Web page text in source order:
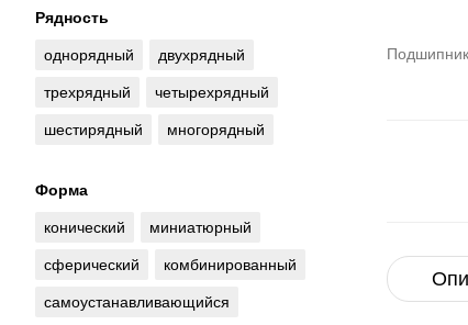
Рядность
однорядный двухрядный
трехрядный четырехрядный
шестирядный многорядный
Форма
конический миниатюрный
сферический комбинированный
самоустанавливающийся